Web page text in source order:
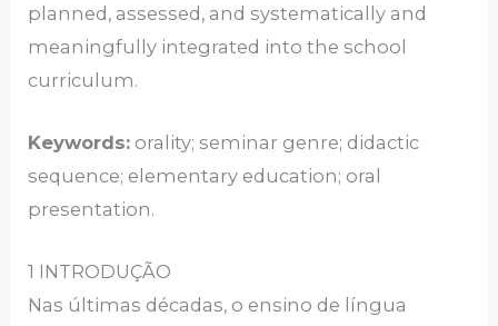
planned, assessed, and systematically and
meaningfully integrated into the school
curriculum.
Keywords: orality; seminar genre; didactic
sequence; elementary education; oral
presentation.
1 INTRODUÇÃO
Nas últimas décadas, o ensino de língua